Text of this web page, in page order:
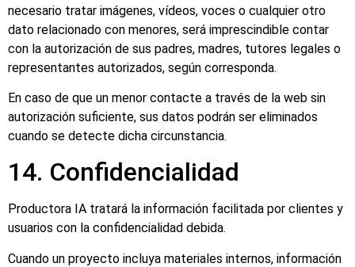
necesario tratar imágenes, vídeos, voces o cualquier otro
dato relacionado con menores, será imprescindible contar
con la autorización de sus padres, madres, tutores legales o
representantes autorizados, según corresponda.
En caso de que un menor contacte a través de la web sin
autorización suficiente, sus datos podrán ser eliminados
cuando se detecte dicha circunstancia.
14. Confidencialidad
Productora IA tratará la información facilitada por clientes y
usuarios con la confidencialidad debida.
Cuando un proyecto incluya materiales internos, información